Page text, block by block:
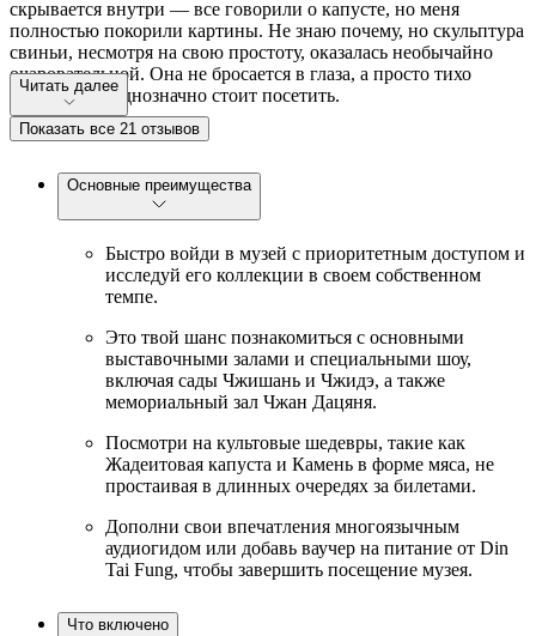
скрывается внутри — все говорили о капусте, но меня
полностью покорили картины. Не знаю почему, но скульптура
свиньи, несмотря на свою простоту, оказалась необычайно
очаровательной. Она не бросается в глаза, а просто тихо
впечатляет. Однозначно стоит посетить.
Читать далее
Показать все 21 отзывов
Основные преимущества
Быстро войди в музей с приоритетным доступом и
исследуй его коллекции в своем собственном
темпе.
Это твой шанс познакомиться с основными
выставочными залами и специальными шоу,
включая сады Чжишань и Чжидэ, а также
мемориальный зал Чжан Дацяня.
Посмотри на культовые шедевры, такие как
Жадеитовая капуста и Камень в форме мяса, не
простаивая в длинных очередях за билетами.
Дополни свои впечатления многоязычным
аудиогидом или добавь ваучер на питание от Din
Tai Fung, чтобы завершить посещение музея.
Что включено